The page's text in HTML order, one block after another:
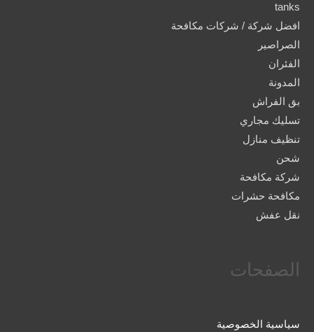
tanks
افضل شركة / شركات مكافحة
الصراصير
الفئران
المدونة
بق الفراش
تسليك مجاري
تنظيف منازل
شحن
شركة مكافحة
مكافحة حشرات
نقل عفش
الصفحات
سياسية الخصوصية